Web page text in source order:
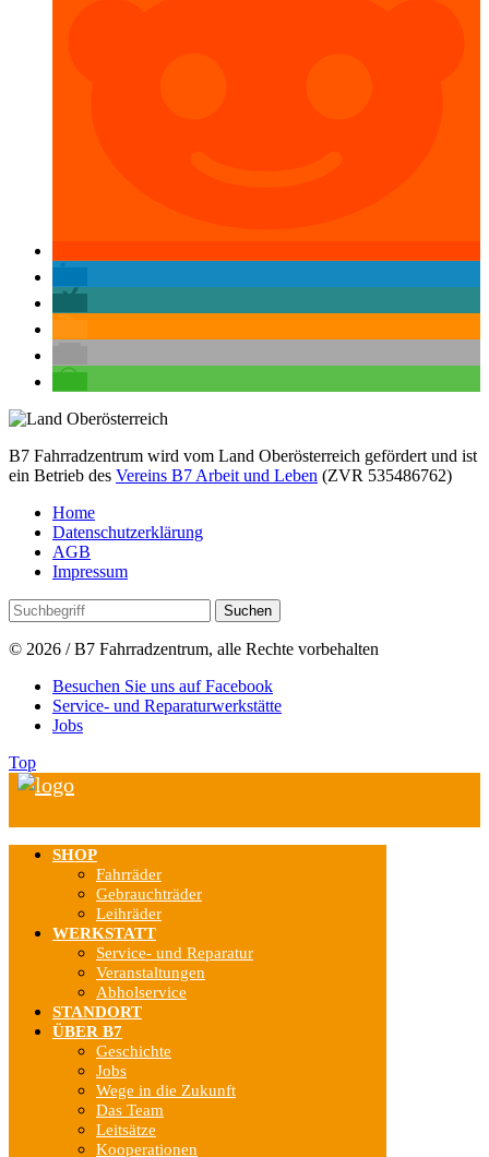
B7 Fahrradzentrum wird vom Land Oberösterreich gefördert und ist
ein Betrieb des Vereins B7 Arbeit und Leben (ZVR 535486762)
Home
Datenschutzerklärung
AGB
Impressum
© 2026 / B7 Fahrradzentrum, alle Rechte vorbehalten
Besuchen Sie uns auf Facebook
Service- und Reparaturwerkstätte
Jobs
Top
SHOP
Fahrräder
Gebrauchträder
Leihräder
WERKSTATT
Service- und Reparatur
Veranstaltungen
Abholservice
STANDORT
ÜBER B7
Geschichte
Jobs
Wege in die Zukunft
Das Team
Leitsätze
Kooperationen